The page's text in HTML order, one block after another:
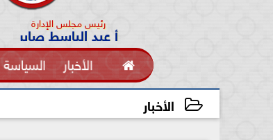
رئيس مجلس الإدارة
أ عبد الباسط صابر
 الأخبار السياسة
الفنون الأخبار